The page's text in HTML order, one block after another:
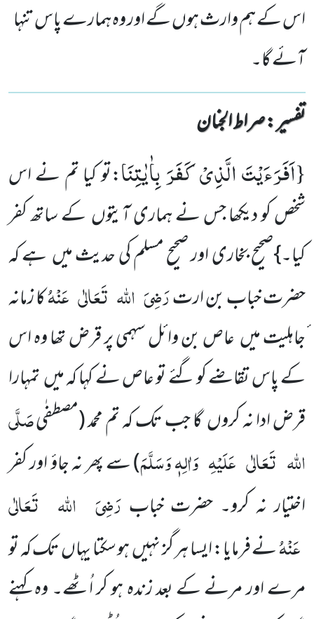
اس کے ہم وارث ہوں گے اور وہ ہمارے پاس تنہا
آئے گا۔
تفسیر : ‎صراط الجنان
{اَفَرَءَیْتَ الَّذِیْ كَفَرَ بِاٰیٰتِنَا:تو کیا تم نے اس
شخص کو دیکھا جس نے ہماری آیتوں کے ساتھ کفر
کیا۔}صحیح بخاری اور صحیح مسلم کی حدیث میں ہے کہ
حضرت خباب بن ارترَضِیَ اللہ تَعَالٰی عَنْہُکا زمانہ
ٔجاہلیت میں عاص بن وائل سہمی پر قرض تھا وہ اس
کے پاس تقاضے کو گئے تو عاص نے کہا کہ میں تمہارا
قرض ادا نہ کروں گا جب تک کہ تم محمد (مصطفٰیصَلَّی
اللہ تَعَالٰی عَلَیْہِ وَاٰلِہٖ وَسَلَّمَ) سے پھر نہ جاؤ اور کفر
اختیار نہ کرو۔ حضرت خباب رَضِیَ اللہ تَعَالٰی
عَنْہُنے فرمایا: ایسا ہر گز نہیں ہو سکتا یہاں تک کہ تو
مرے اور مرنے کے بعد زندہ ہو کر اُٹھے۔ وہ کہنے